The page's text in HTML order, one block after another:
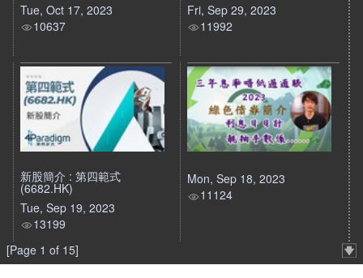
Tue, Oct 17, 2023
10637
Fri, Sep 29, 2023
11992
新股簡介 : 第四範式
(6682.HK)
Tue, Sep 19, 2023
13199
Mon, Sep 18, 2023
11124
[Page 1 of 15]